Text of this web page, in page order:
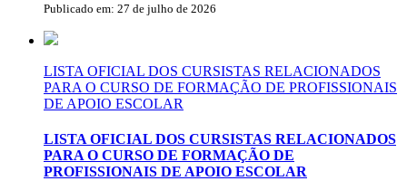
Publicado em: 27 de julho de 2026
LISTA OFICIAL DOS CURSISTAS RELACIONADOS
PARA O CURSO DE FORMAÇÃO DE PROFISSIONAIS
DE APOIO ESCOLAR
LISTA OFICIAL DOS CURSISTAS RELACIONADOS
PARA O CURSO DE FORMAÇÃO DE
PROFISSIONAIS DE APOIO ESCOLAR